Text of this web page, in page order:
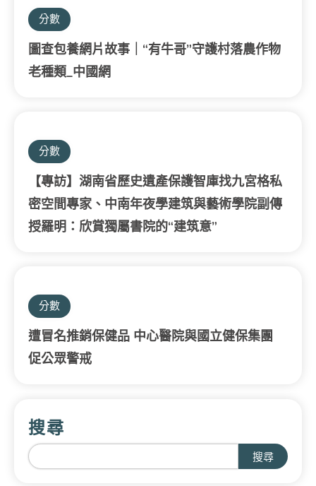
分數
圖查包養網片故事｜“有牛哥”守護村落農作物
老種類_中國網
分數
【專訪】湖南省歷史遺產保護智庫找九宮格私
密空間專家、中南年夜學建筑與藝術學院副傳
授羅明：欣賞獨屬書院的“建筑意”
分數
遭冒名推銷保健品 中心醫院與國立健保集團
促公眾警戒
搜尋
搜尋